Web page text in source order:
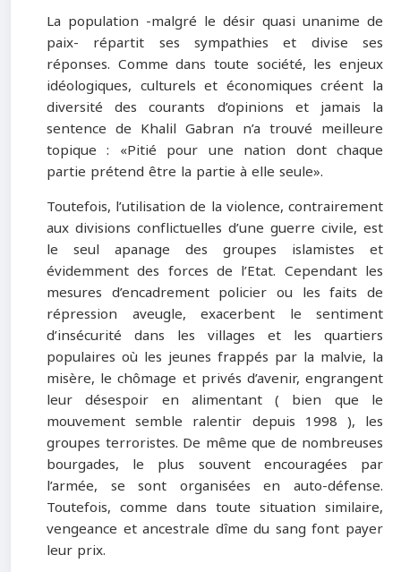
La population -malgré le désir quasi unanime de
paix- répartit ses sympathies et divise ses
réponses. Comme dans toute société, les enjeux
idéologiques, culturels et économiques créent la
diversité des courants d’opinions et jamais la
sentence de Khalil Gabran n’a trouvé meilleure
topique : «Pitié pour une nation dont chaque
partie prétend être la partie à elle seule».
Toutefois, l’utilisation de la violence, contrairement
aux divisions conflictuelles d’une guerre civile, est
le seul apanage des groupes islamistes et
évidemment des forces de l’Etat. Cependant les
mesures d’encadrement policier ou les faits de
répression aveugle, exacerbent le sentiment
d’insécurité dans les villages et les quartiers
populaires où les jeunes frappés par la malvie, la
misère, le chômage et privés d’avenir, engrangent
leur désespoir en alimentant ( bien que le
mouvement semble ralentir depuis 1998 ), les
groupes terroristes. De même que de nombreuses
bourgades, le plus souvent encouragées par
l’armée, se sont organisées en auto-défense.
Toutefois, comme dans toute situation similaire,
vengeance et ancestrale dîme du sang font payer
leur prix.